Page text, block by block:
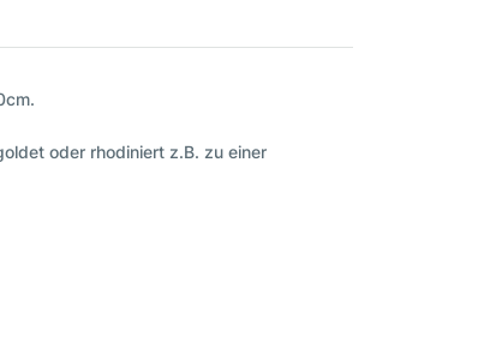
oder rhodiniert z.B. zu einer